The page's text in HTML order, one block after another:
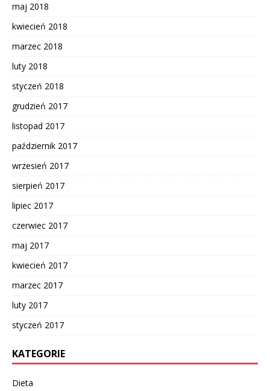
maj 2018
kwiecień 2018
marzec 2018
luty 2018
styczeń 2018
grudzień 2017
listopad 2017
październik 2017
wrzesień 2017
sierpień 2017
lipiec 2017
czerwiec 2017
maj 2017
kwiecień 2017
marzec 2017
luty 2017
styczeń 2017
KATEGORIE
Dieta